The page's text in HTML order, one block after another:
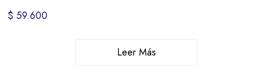
$ 59.600
Leer Más